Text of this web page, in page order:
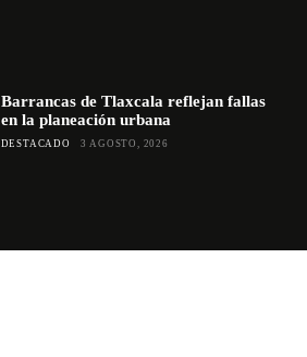
Barrancas de Tlaxcala reflejan fallas
en la planeación urbana
DESTACADO 3 AGOSTO, 2026